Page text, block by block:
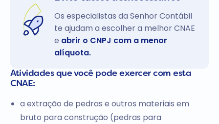
Os especialistas da Senhor Contábil
te ajudam a escolher a melhor CNAE
e abrir o CNPJ com a menor
alíquota.
Atividades que você pode exercer com esta
CNAE:
a extração de pedras e outros materiais em
bruto para construção (pedras para